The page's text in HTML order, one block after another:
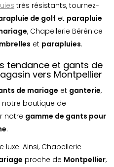
très résistants, tournez-
de golf et parapluie
, Chapellerie Bérénice
s et parapluies.
tendance et gants de
vers Montpellier
de mariage et ganterie,
boutique de
notre gamme de gants pour
.
luxe. Ainsi, Chapellerie
proche de Montpellier,